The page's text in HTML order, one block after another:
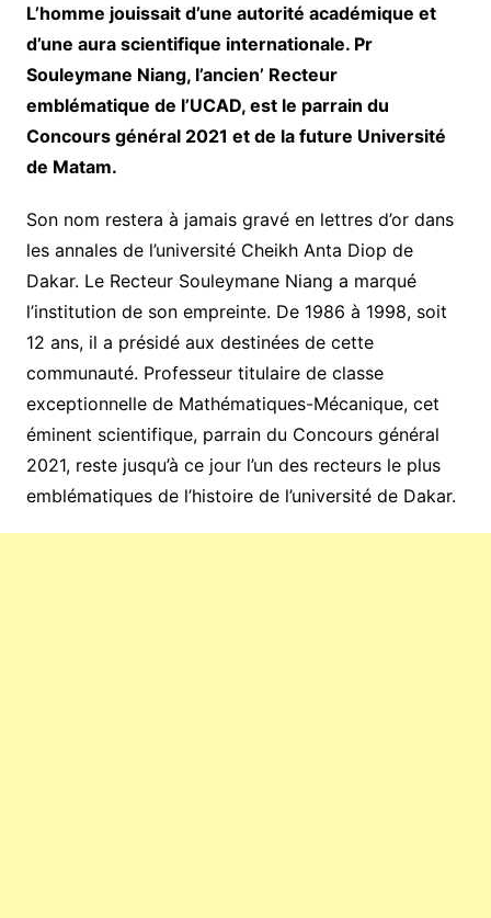
L’homme jouissait d’une autorité académique et
d’une aura scientifique internationale. Pr
Souleymane Niang, l’ancien’ Recteur
emblématique de l’UCAD, est le parrain du
Concours général 2021 et de la future Université
de Matam.
Son nom restera à jamais gravé en lettres d’or dans
les annales de l’université Cheikh Anta Diop de
Dakar. Le Recteur Souleymane Niang a marqué
l’institution de son empreinte. De 1986 à 1998, soit
12 ans, il a présidé aux destinées de cette
communauté. Professeur titulaire de classe
exceptionnelle de Mathématiques-Mécanique, cet
éminent scientifique, parrain du Concours général
2021, reste jusqu’à ce jour l’un des recteurs le plus
emblématiques de l’histoire de l’université de Dakar.